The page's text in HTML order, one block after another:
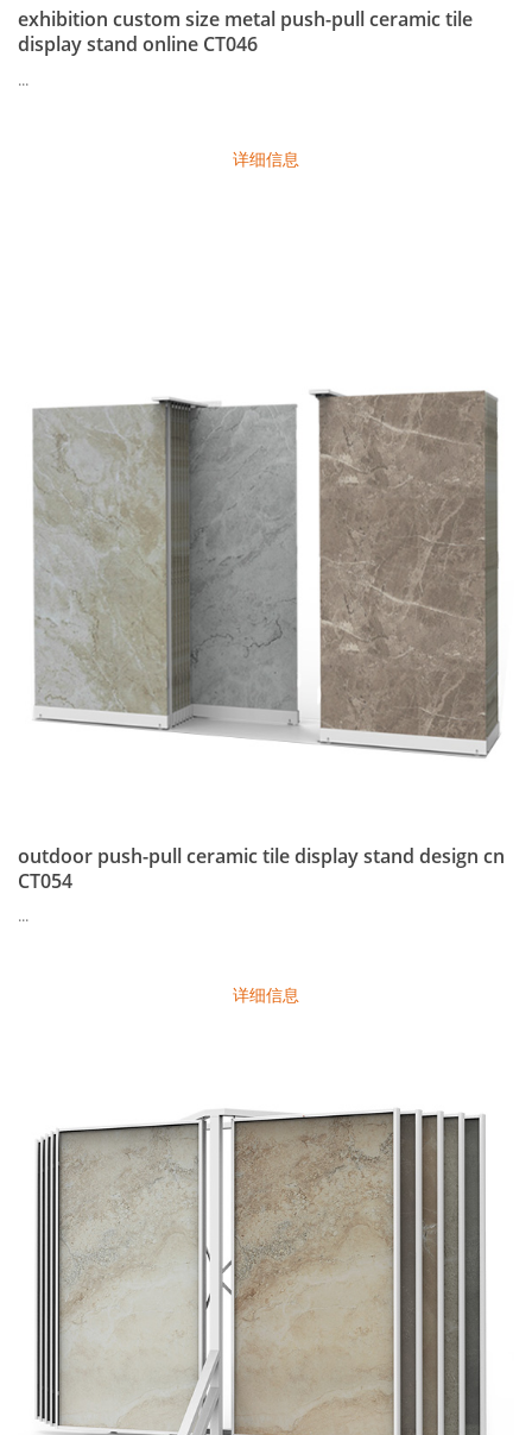
exhibition custom size metal push-pull ceramic tile
display stand online CT046
...
详细信息
outdoor push-pull ceramic tile display stand design cn
CT054
...
详细信息